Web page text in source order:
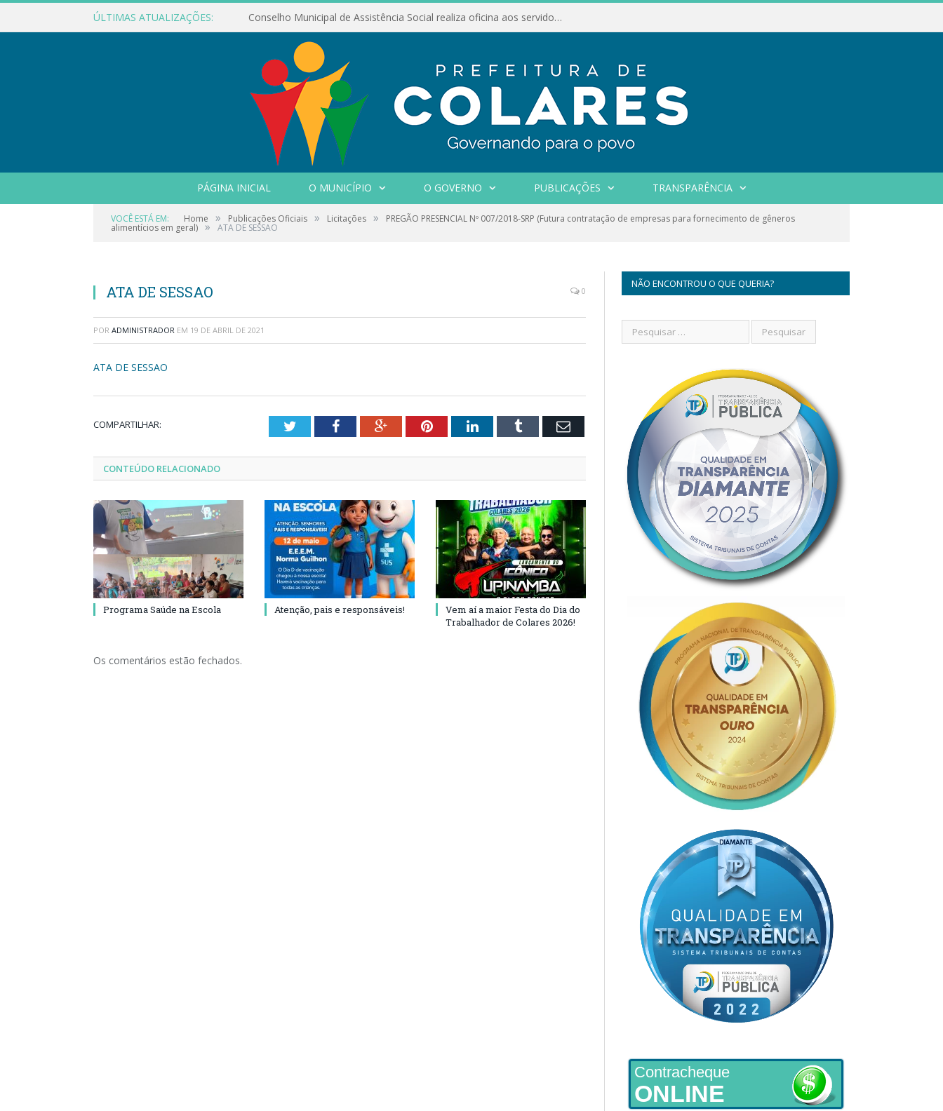
ÚLTIMAS ATUALIZAÇÕES: Conselho Municipal de Assistência Social realiza oficina aos servidores
PÁGINA INICIAL O MUNICÍPIO O GOVERNO PUBLICAÇÕES TRANSPARÊNCIA
VOCÊ ESTÁ EM: Home » Publicações Oficiais » Licitações » PREGÃO PRESENCIAL Nº 007/2018-SRP (Futura contratação de empresas para fornecimento de gêneros
alimentícios em geral) » ATA DE SESSAO
ATA DE SESSAO 0
POR ADMINISTRADOR EM 19 DE ABRIL DE 2021
ATA DE SESSAO
COMPARTILHAR: TwitterFacebookGoogle+PinterestLinkedInTumblr Email
CONTEÚDO RELACIONADO
Programa Saúde na Escola Atenção, pais e responsáveis!
Vem aí a maior Festa do Dia do
Trabalhador de Colares 2026!
Os comentários estão fechados.
NÃO ENCONTROU O QUE QUERIA?
Contracheque
ONLINE